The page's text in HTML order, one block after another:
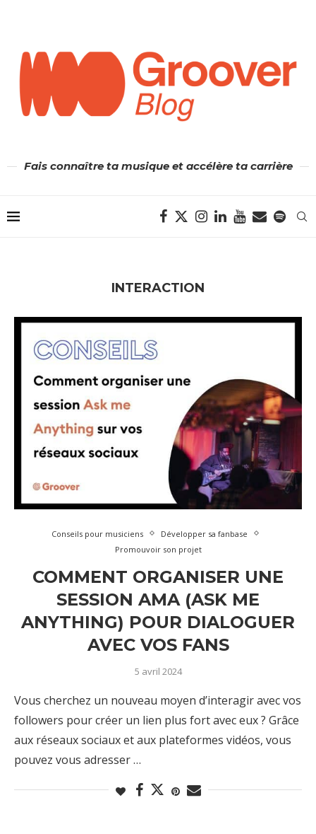
Fais connaître ta musique et accélère ta carrière
INTERACTION
Conseils pour musiciens
Développer sa fanbase
Promouvoir son projet
COMMENT ORGANISER UNE
SESSION AMA (ASK ME
ANYTHING) POUR DIALOGUER
AVEC VOS FANS
5 avril 2024
Vous cherchez un nouveau moyen d’interagir avec vos
followers pour créer un lien plus fort avec eux ? Grâce
aux réseaux sociaux et aux plateformes vidéos, vous
pouvez vous adresser …